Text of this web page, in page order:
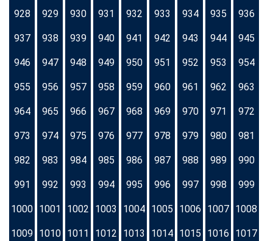
928 929 930 931 932 933 934 935 936
937 938 939 940 941 942 943 944 945
946 947 948 949 950 951 952 953 954
955 956 957 958 959 960 961 962 963
964 965 966 967 968 969 970 971 972
973 974 975 976 977 978 979 980 981
982 983 984 985 986 987 988 989 990
991 992 993 994 995 996 997 998 999
1000 1001 1002 1003 1004 1005 1006 1007 1008
1009 1010 1011 1012 1013 1014 1015 1016 1017